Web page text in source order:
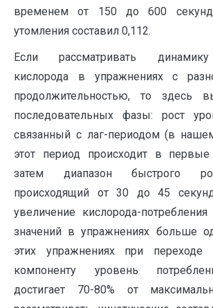
временем от 150 до 600
утомления составил 0,112.
Если рассматривать
кислорода в упражнениях с
продолжительностью, то здесь
последовательных фазы: рост
связанный с лаг-периодом (в
этот период происходит в
затем диапазон быстрого
происходящий от 30 до 45
увеличение кислорода-
значений в упражнениях больше
этих упражнениях при
компоненту уровень
достигает 70-80% от